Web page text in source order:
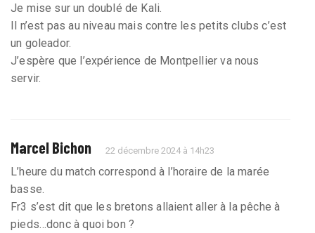
Je mise sur un doublé de Kali.
Il n’est pas au niveau mais contre les petits clubs c’est
un goleador.
J’espère que l’expérience de Montpellier va nous
servir.
Marcel Bichon 22 décembre 2024 à 14h23
L’heure du match correspond à l’horaire de la marée
basse.
Fr3 s’est dit que les bretons allaient aller à la pêche à
pieds…donc à quoi bon ?